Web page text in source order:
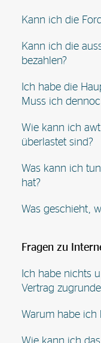
Kann ich die
Kann ich die
bezahlen?
Ich habe die
Muss ich
Wie kann ich
überlastet sind?
Was kann ich
hat?
Was geschieht,
Fragen zu
Ich habe nichts
Vertrag
Warum habe ich